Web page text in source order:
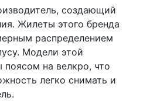
создающий
Жилеты этого бренда
распределением
Модели этой
на велкро, что
легко снимать и